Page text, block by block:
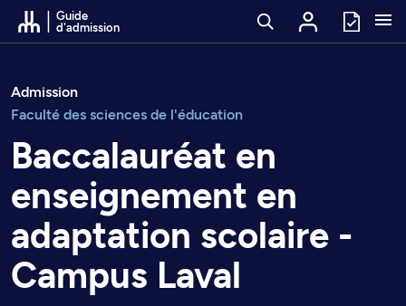
Passer au contenu
Guide
d'admission
Admission
Faculté des sciences de l'éducation
Baccalauréat en
enseignement en
adaptation scolaire -
Campus Laval